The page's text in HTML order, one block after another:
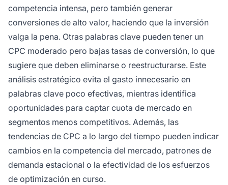
competencia intensa, pero también generar
conversiones de alto valor, haciendo que la inversión
valga la pena. Otras palabras clave pueden tener un
CPC moderado pero bajas tasas de conversión, lo que
sugiere que deben eliminarse o reestructurarse. Este
análisis estratégico evita el gasto innecesario en
palabras clave poco efectivas, mientras identifica
oportunidades para captar cuota de mercado en
segmentos menos competitivos. Además, las
tendencias de CPC a lo largo del tiempo pueden indicar
cambios en la competencia del mercado, patrones de
demanda estacional o la efectividad de los esfuerzos
de optimización en curso.